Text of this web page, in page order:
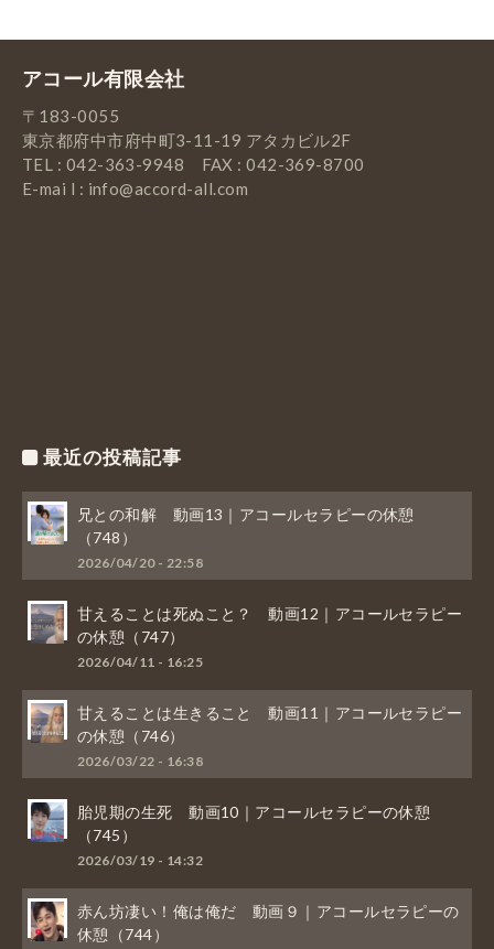
アコール有限会社
〒183-0055
東京都府中市府中町3-11-19 アタカビル2F
TEL : 042-363-9948 FAX : 042-369-8700
E-mai l : info@accord-all.com
最近の投稿記事
兄との和解 動画13｜アコールセラピーの休憩
（748）
2026/04/20 - 22:58
甘えることは死ぬこと？ 動画12｜アコールセラピー
の休憩（747）
2026/04/11 - 16:25
甘えることは生きること 動画11｜アコールセラピー
の休憩（746）
2026/03/22 - 16:38
胎児期の生死 動画10｜アコールセラピーの休憩
（745）
2026/03/19 - 14:32
赤ん坊凄い！俺は俺だ 動画９｜アコールセラピーの
休憩（744）